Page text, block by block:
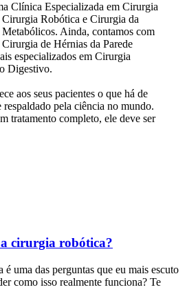
Clínica Especializada em Cirurgia
Robótica e Cirurgia da
Ainda, contamos com
de Hérnias da Parede
especializados em Cirurgia
Digestivo.
aos seus pacientes o que há de
respaldado pela ciência no mundo.
tratamento completo, ele deve ser
cirurgia robótica?
é uma das perguntas que eu mais escuto
como isso realmente funciona? Te